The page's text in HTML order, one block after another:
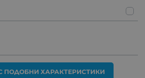
ПОДОБНИ ХАРАКТЕРИСТИКИ